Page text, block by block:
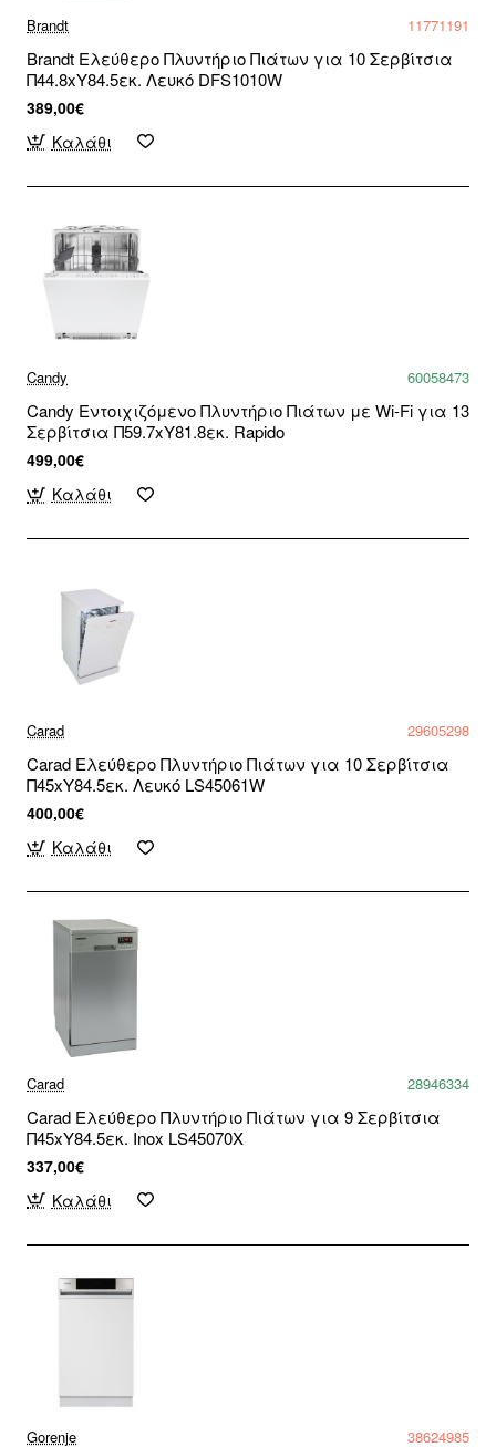
Brandt 11771191
Brandt Ελεύθερο Πλυντήριο Πιάτων για 10 Σερβίτσια
Π44.8xY84.5εκ. Λευκό DFS1010W
389,00€
Καλάθι
Candy 60058473
Candy Εντοιχιζόμενο Πλυντήριο Πιάτων με Wi-Fi για 13
Σερβίτσια Π59.7xY81.8εκ. Rapido
499,00€
Καλάθι
Carad 29605298
Carad Ελεύθερο Πλυντήριο Πιάτων για 10 Σερβίτσια
Π45xY84.5εκ. Λευκό LS45061W
400,00€
Καλάθι
Carad 28946334
Carad Ελεύθερο Πλυντήριο Πιάτων για 9 Σερβίτσια
Π45xY84.5εκ. Inox LS45070X
337,00€
Καλάθι
Gorenje 38624985